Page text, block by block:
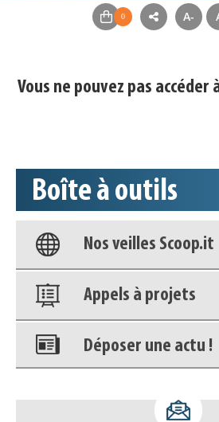
A-
Vous ne pouvez pas accéder
Boîte à outils
Appels à projets
Déposer une actu !
Base documentaire
Nos veilles Scoop.it
Appels à projets
Déposer une actu !
déconnecter)